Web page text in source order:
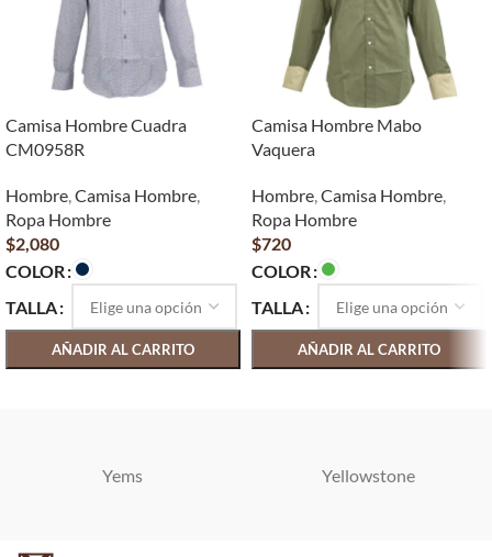
Camisa Hombre Cuadra
CM0958R
Hombre,Camisa Hombre,
Ropa Hombre
$2,080
COLOR
TALLA
AÑADIR AL CARRITO
Camisa Hombre Mabo
Vaquera
Hombre,Camisa Hombre,
Ropa Hombre
$720
COLOR
TALLA
AÑADIR AL CARRITO
Yems Yellowstone